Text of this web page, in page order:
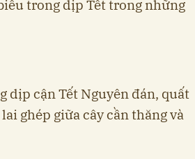
trong dịp Tết trong những
cận Tết Nguyên đán, quất
ghép giữa cây cần thăng và